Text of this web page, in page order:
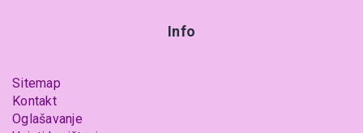
Info
Sitemap
Kontakt
Oglašavanje